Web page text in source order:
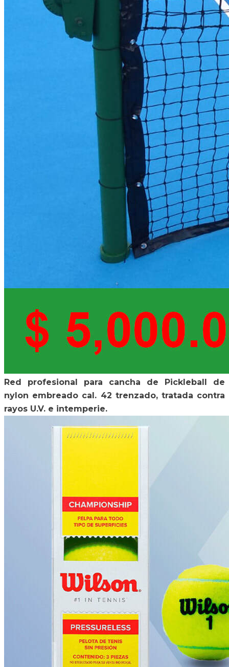
Red profesional para cancha de Pickleball de
nylon embreado cal. 42 trenzado, tratada contra
rayos U.V. e intemperie.